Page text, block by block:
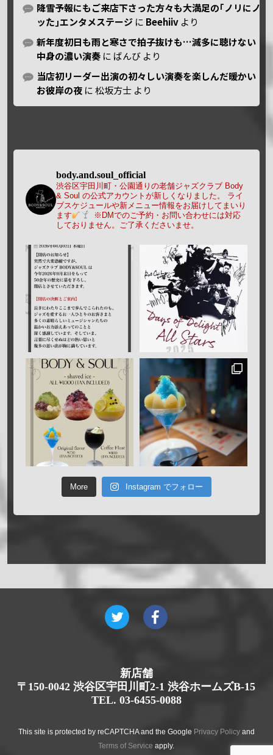
降雪予報にもご来店下さった方々も大満足の｢ノリにノ
ッた｣エンタメステージ に Beehiiv より
新年度初日も雨と寒さで拍子抜けも…滅多に聴けない
中身の濃い演奏 に ばんび より
当店初リーダー出演の初々しい演奏を楽しんだ暖かい
お彼岸の夜 に松坂方士 より
body.and.soul_official
渋谷区宇田川町・公園通りの老舗ジャズクラブ Body
& Soul の公式アカウントが新しくなりました。
ライ
ブスケジュールや新メニュー情報をお届けしてまいり
ます
※DMでのご予約・お問い合わせには対応
しておりません。ご了承くださいませ。
More Instagram でフォロー
新店舗
〒150-0042 渋谷区宇田川町2-1 渋谷ホームズB-15
TEL. 03-6455-0088
This site is protected by reCAPTCHA and the Google Privacy Policyand
Terms of Service apply.